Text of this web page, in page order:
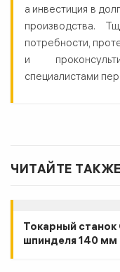
а инвестиция в
производства.
потребности,
и
специалистами
ЧИТАЙТЕ ТАКЖЕ
Токарный
шпинделя 140 мм